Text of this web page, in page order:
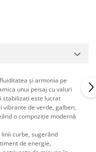
și armonia pe
unui peisaj cu valuri
stabilizați este lucrat
de verde, galben,
o compoziție modernă
curbe, sugerând
de energie,